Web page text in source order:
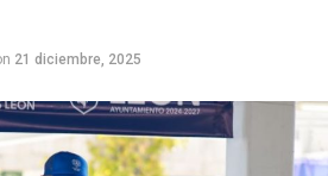
21 diciembre, 2025